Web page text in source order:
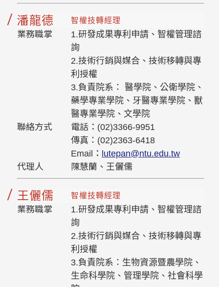
潘龍德 智權技轉經理
業務職掌
1.研發成果專利申請、智權管理諮
詢
2.技術行銷與媒合、技術移轉與專
利授權
3.負責院系： 醫學院、公衛學院、
藥學專業學院、牙醫專業學院、獸
醫專業學院、文學院
聯絡方式
電話：(02)3366-9951
傳真：(02)2363-6418
Email： lutepan@ntu.edu.tw
代理人
陳慧蘭、王儷儒
王儷儒 智權技轉經理
業務職掌
1.研發成果專利申請、智權管理諮
詢
2.技術行銷與媒合、技術移轉與專
利授權
3.負責院系：生物資源暨農學院、
生命科學院、管理學院、社會科學